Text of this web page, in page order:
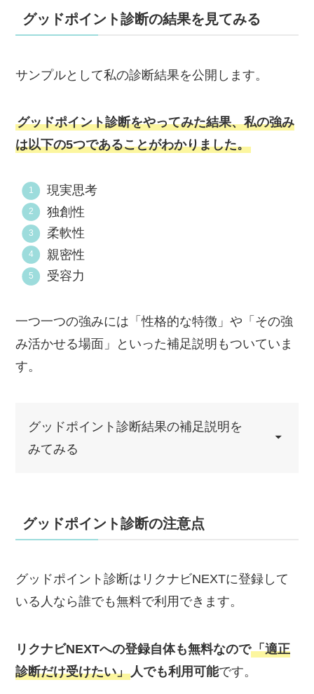
グッドポイント診断の結果を見てみる
サンプルとして私の診断結果を公開します。
グッドポイント診断をやってみた結果、私の強み
は以下の5つであることがわかりました。
現実思考
独創性
柔軟性
親密性
受容力
一つ一つの強みには「性格的な特徴」や「その強
み活かせる場面」といった補足説明もついていま
す。
グッドポイント診断結果の補足説明を
みてみる
あなたは、等身大の自分を軸にして、現
す。また、実際にものごとに取り組む際
は、成果のみでなく、そこにいたるまで
語にはあまり興味がなく、現実的なもの
こそ価値があると考えています。あなた
グッドポイント診断の注意点
グッドポイント診断はリクナビNEXTに登録して
いる人なら誰でも無料で利用できます。
リクナビNEXTへの登録自体も無料なので「適正
診断だけ受けたい」 人でも利用可能です。